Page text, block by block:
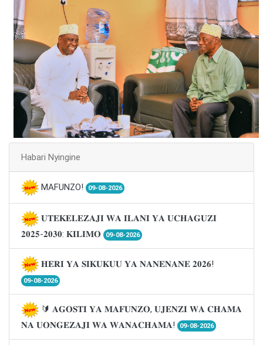
Habari Nyingine
MAFUNZO! 09-08-2026
𝐔𝐓𝐄𝐊𝐄𝐋𝐄𝐙𝐀𝐉𝐈 𝐖𝐀 𝐈𝐋𝐀𝐍𝐈 𝐘𝐀 𝐔𝐂𝐇𝐀𝐆𝐔𝐙𝐈
𝟐𝟎𝟐𝟓-𝟐𝟎𝟑𝟎: 𝐊𝐈𝐋𝐈𝐌𝐎
09-08-2026
𝐇𝐄𝐑𝐈 𝐘𝐀 𝐒𝐈𝐊𝐔𝐊𝐔𝐔 𝐘𝐀 𝐍𝐀𝐍𝐄𝐍𝐀𝐍𝐄 𝟐𝟎𝟐𝟔!
09-08-2026
🔰 𝐀𝐆𝐎𝐒𝐓𝐈 𝐘𝐀 𝐌𝐀𝐅𝐔𝐍𝐙𝐎, 𝐔𝐉𝐄𝐍𝐙𝐈 𝐖𝐀 𝐂𝐇𝐀𝐌𝐀
𝐍𝐀 𝐔𝐎𝐍𝐆𝐄𝐙𝐀𝐉𝐈 𝐖𝐀 𝐖𝐀𝐍𝐀𝐂𝐇𝐀𝐌𝐀!
09-08-2026